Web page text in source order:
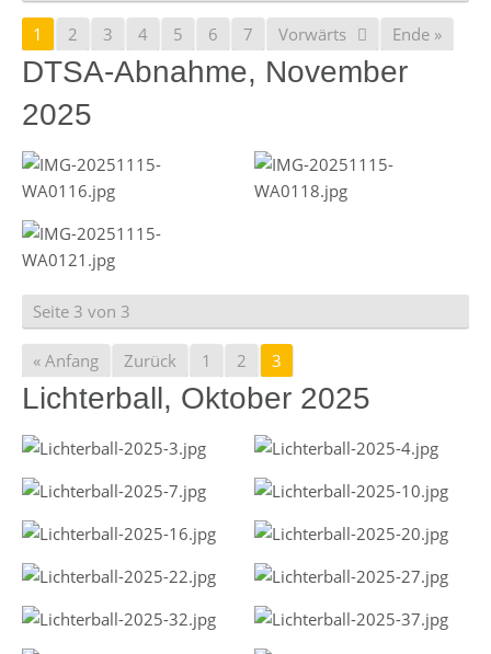
1 2 3 4 5 6 7 Vorwärts Ende »
DTSA-Abnahme, November
2025
Seite 3 von 3
« Anfang Zurück 1 2 3
Lichterball, Oktober 2025